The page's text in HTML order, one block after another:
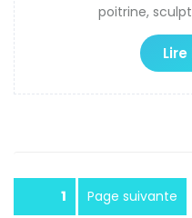
poitrine,
Pagination
Page1 Page suivante